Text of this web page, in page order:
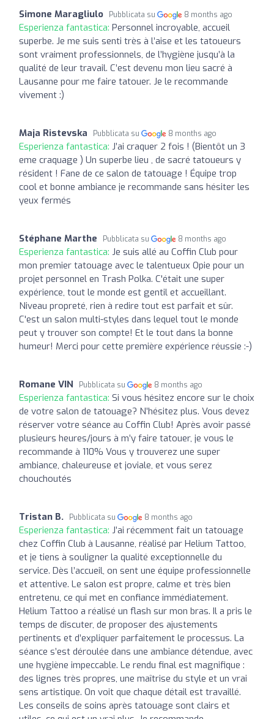
Simone Maragliulo Pubblicata su 8 months ago
Esperienza fantastica: Personnel incroyable, accueil
superbe. Je me suis senti très à l’aise et les tatoueurs
sont vraiment professionnels, de l’hygiène jusqu’à la
qualité de leur travail. C’est devenu mon lieu sacré à
Lausanne pour me faire tatouer. Je le recommande
vivement :)
Maja Ristevska Pubblicata su 8 months ago
Esperienza fantastica: J’ai craquer 2 fois ! (Bientôt un 3
eme craquage ) Un superbe lieu , de sacré tatoueurs y
résident ! Fane de ce salon de tatouage ! Équipe trop
cool et bonne ambiance je recommande sans hésiter les
yeux fermés
Stéphane Marthe Pubblicata su 8 months ago
Esperienza fantastica: Je suis allé au Coffin Club pour
mon premier tatouage avec le talentueux Opie pour un
projet personnel en Trash Polka. C'était une super
expérience, tout le monde est gentil et accueillant.
Niveau propreté, rien à redire tout est parfait et sûr.
C'est un salon multi-styles dans lequel tout le monde
peut y trouver son compte! Et le tout dans la bonne
humeur! Merci pour cette première expérience réussie :-)
Romane VIN Pubblicata su 8 months ago
Esperienza fantastica: Si vous hésitez encore sur le choix
de votre salon de tatouage? N’hésitez plus. Vous devez
réserver votre séance au Coffin Club! Après avoir passé
plusieurs heures/jours à m’y faire tatouer, je vous le
recommande à 110% Vous y trouverez une super
ambiance, chaleureuse et joviale, et vous serez
chouchoutés
Tristan B. Pubblicata su 8 months ago
Esperienza fantastica: J’ai récemment fait un tatouage
chez Coffin Club à Lausanne, réalisé par Helium Tattoo,
et je tiens à souligner la qualité exceptionnelle du
service. Dès l’accueil, on sent une équipe professionnelle
et attentive. Le salon est propre, calme et très bien
entretenu, ce qui met en confiance immédiatement.
Helium Tattoo a réalisé un flash sur mon bras. Il a pris le
temps de discuter, de proposer des ajustements
pertinents et d’expliquer parfaitement le processus. La
séance s’est déroulée dans une ambiance détendue, avec
une hygiène impeccable. Le rendu final est magnifique :
des lignes très propres, une maîtrise du style et un vrai
sens artistique. On voit que chaque détail est travaillé.
Les conseils de soins après tatouage sont clairs et